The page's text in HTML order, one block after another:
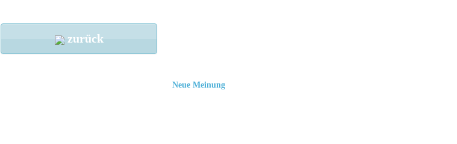
zurück
Neue Meinung